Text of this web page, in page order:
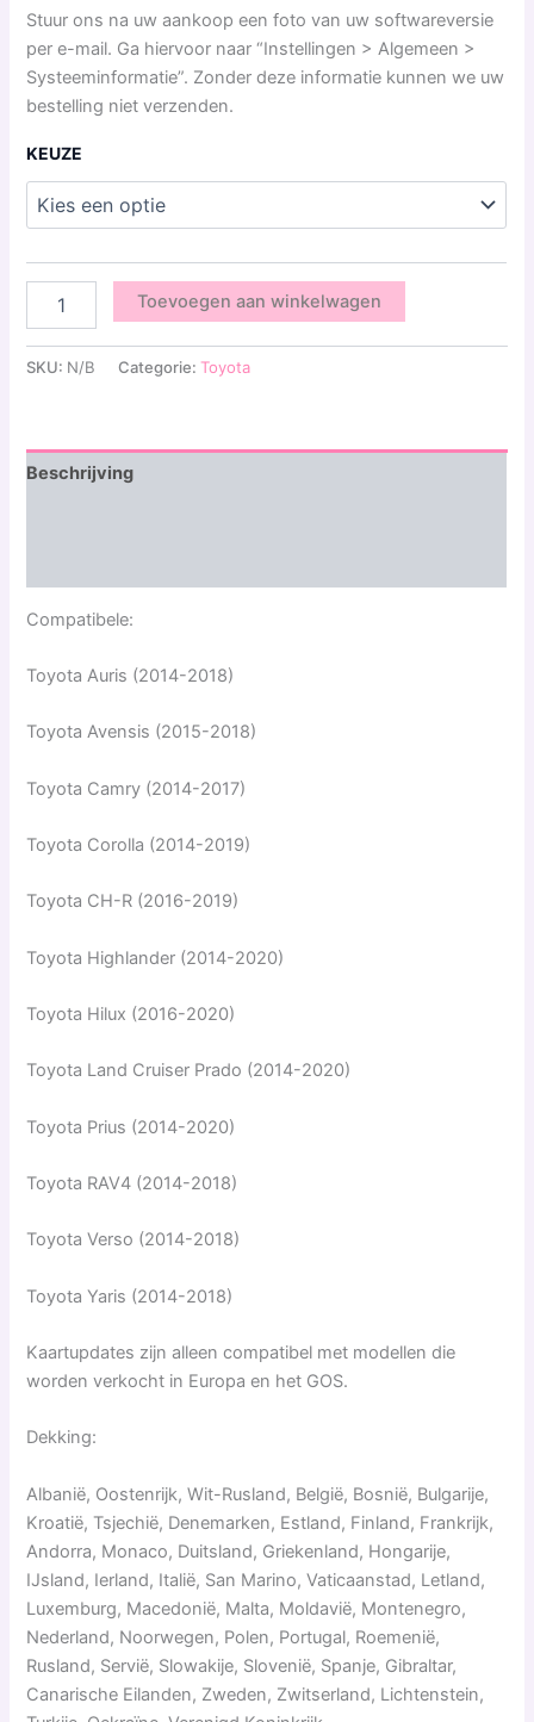
Stuur ons na uw aankoop een foto van uw softwareversie
per e-mail. Ga hiervoor naar “Instellingen > Algemeen >
Systeeminformatie”. Zonder deze informatie kunnen we uw
bestelling niet verzenden.
KEUZE
Toevoegen aan winkelwagen
SKU: N/B Categorie:Toyota
Beschrijving
Compatibele:
Toyota Auris (2014-2018)
Toyota Avensis (2015-2018)
Toyota Camry (2014-2017)
Toyota Corolla (2014-2019)
Toyota CH-R (2016-2019)
Toyota Highlander (2014-2020)
Toyota Hilux (2016-2020)
Toyota Land Cruiser Prado (2014-2020)
Toyota Prius (2014-2020)
Toyota RAV4 (2014-2018)
Toyota Verso (2014-2018)
Toyota Yaris (2014-2018)
Kaartupdates zijn alleen compatibel met modellen die
worden verkocht in Europa en het GOS.
Dekking:
Albanië, Oostenrijk, Wit-Rusland, België, Bosnië, Bulgarije,
Kroatië, Tsjechië, Denemarken, Estland, Finland, Frankrijk,
Andorra, Monaco, Duitsland, Griekenland, Hongarije,
IJsland, Ierland, Italië, San Marino, Vaticaanstad, Letland,
Luxemburg, Macedonië, Malta, Moldavië, Montenegro,
Nederland, Noorwegen, Polen, Portugal, Roemenië,
Rusland, Servië, Slowakije, Slovenië, Spanje, Gibraltar,
Canarische Eilanden, Zweden, Zwitserland, Lichtenstein,